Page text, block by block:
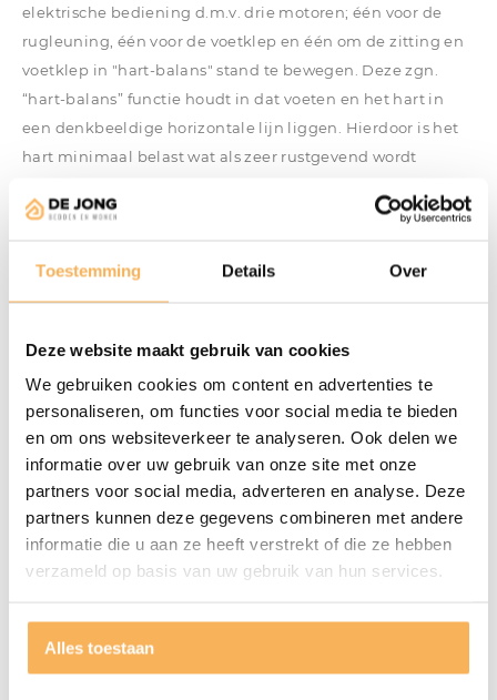
Toestemming Details Over
Deze website maakt gebruik van cookies
We gebruiken cookies om content en advertenties te
personaliseren, om functies voor social media te bieden
en om ons websiteverkeer te analyseren. Ook delen we
informatie over uw gebruik van onze site met onze
partners voor social media, adverteren en analyse. Deze
partners kunnen deze gegevens combineren met andere
informatie die u aan ze heeft verstrekt of die ze hebben
verzameld op basis van uw gebruik van hun services.
Alles toestaan
elektrische bediening d.m.v. drie motoren; één voor de
rugleuning, één voor de voetklep en één om de zitting en
voetklep in "hart-balans" stand te bewegen. Deze zgn.
“hart-balans” functie houdt in dat voeten en het hart in
een denkbeeldige horizontale lijn liggen. Hierdoor is het
hart minimaal belast wat als zeer rustgevend wordt
voetensteun kantelen. Hierbij kantelt de rug met de
maximale valling (hellingshoek) van de zitting iets minder
De elektromotoren worden door een oplaadbare accu
gevoed waardoor er bij gebruik geen snoer over de vloer
loopt. De bedieningstoetsen zijn afhankelijk van het
model, opgenomen in de zitting of armleuning (links
voorstaand). Het bovenste deel van de rugleuning, waar
het hoofd tegen rust, kan van achter naar voor worden
versteld (topswing) waardoor het hoofd in elke positie